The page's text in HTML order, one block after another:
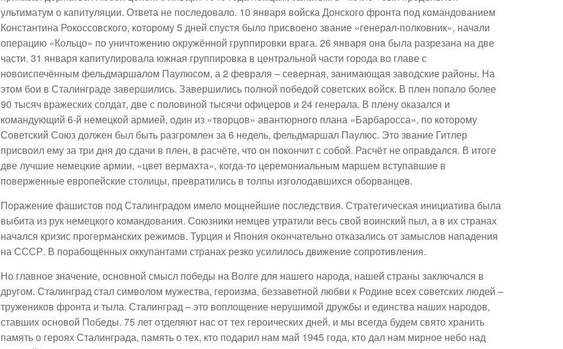
ультиматум о капитуляции. Ответа не последовало. 10 января войска Донского фронта под командованием
Константина Рокоссовского, которому 5 дней спустя было присвоено звание «генерал-полковник», начали
операцию «Кольцо» по уничтожению окружённой группировки врага. 26 января она была разрезана на две
части. 31 января капитулировала южная группировка в центральной части города во главе с
новоиспечённым фельдмаршалом Паулюсом, а 2 февраля – северная, занимающая заводские районы. На
этом бои в Сталинграде завершились. Завершились полной победой советских войск. В плен попало более
90 тысяч вражеских солдат, две с половиной тысячи офицеров и 24 генерала. В плену оказался и
командующий 6-й немецкой армией, один из «творцов» авантюрного плана «Барбаросса», по которому
Советский Союз должен был быть разгромлен за 6 недель, фельдмаршал Паулюс. Это звание Гитлер
присвоил ему за три дня до сдачи в плен, в расчёте, что он покончит с собой. Расчёт не оправдался. В итоге
две лучшие немецкие армии, «цвет вермахта», когда-то церемониальным маршем вступавшие в
поверженные европейские столицы, превратились в толпы изголодавшихся оборванцев.
Поражение фашистов под Сталинградом имело мощнейшие последствия. Стратегическая инициатива была
выбита из рук немецкого командования. Союзники немцев утратили весь свой воинский пыл, а в их странах
начался кризис прогерманских режимов. Турция и Япония окончательно отказались от замыслов нападения
на СССР. В порабощённых оккупантами странах резко усилилось движение сопротивления.
Но главное значение, основной смысл победы на Волге для нашего народа, нашей страны заключался в
другом. Сталинград стал символом мужества, героизма, беззаветной любви к Родине всех советских людей –
тружеников фронта и тыла. Сталинград – это воплощение нерушимой дружбы и единства наших народов,
ставших основой Победы. 75 лет отделяют нас от тех героических дней, и мы всегда будем свято хранить
память о героях Сталинграда, память о тех, кто подарил нам май 1945 года, кто дал нам мирное небо над